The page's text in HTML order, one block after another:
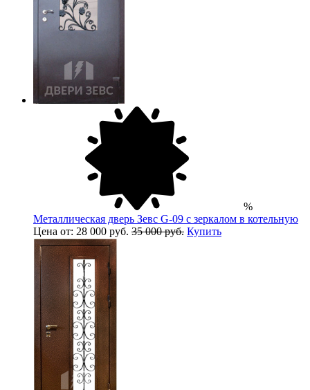
%
Металлическая дверь Зевс G-09 с зеркалом в котельную
Цена от: 28 000 руб. 35 000 руб. Купить